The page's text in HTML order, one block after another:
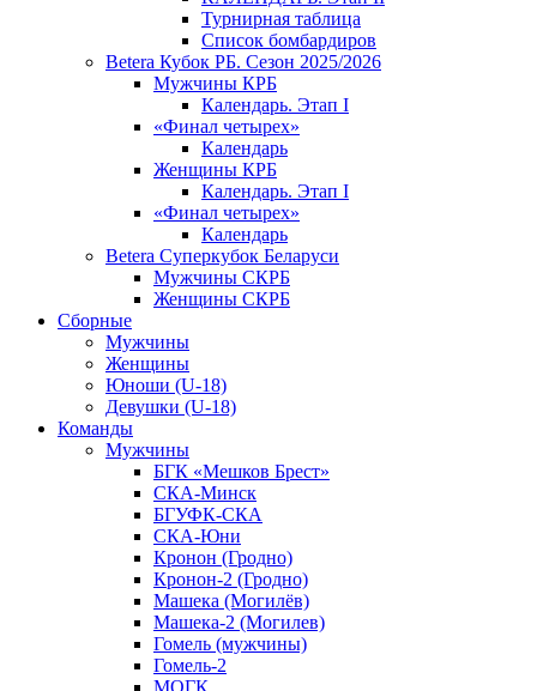
Турнирная таблица
Список бомбардиров
Betera Кубок РБ. Сезон 2025/2026
Мужчины КРБ
Календарь. Этап I
«Финал четырех»
Календарь
Женщины КРБ
Календарь. Этап I
«Финал четырех»
Календарь
Betera Суперкубок Беларуси
Мужчины СКРБ
Женщины СКРБ
Сборные
Мужчины
Женщины
Юноши (U-18)
Девушки (U-18)
Команды
Мужчины
БГК «Мешков Брест»
СКА-Минск
БГУФК-СКА
СКА-Юни
Кронон (Гродно)
Кронон-2 (Гродно)
Машека (Могилёв)
Машека-2 (Могилев)
Гомель (мужчины)
Гомель-2
МОГК